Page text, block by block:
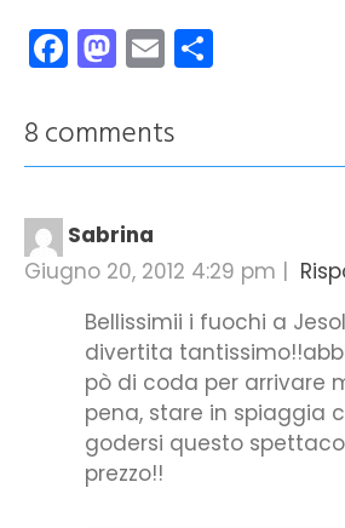
Facebook
Mastodon
Email
8 comments
Sabrina
Giugno 20, 2012 4:29 pm |
Bellissimii i fuochi a
divertita
pò di coda per arrivare
pena, stare in spiaggia
godersi questo
prezzo!!